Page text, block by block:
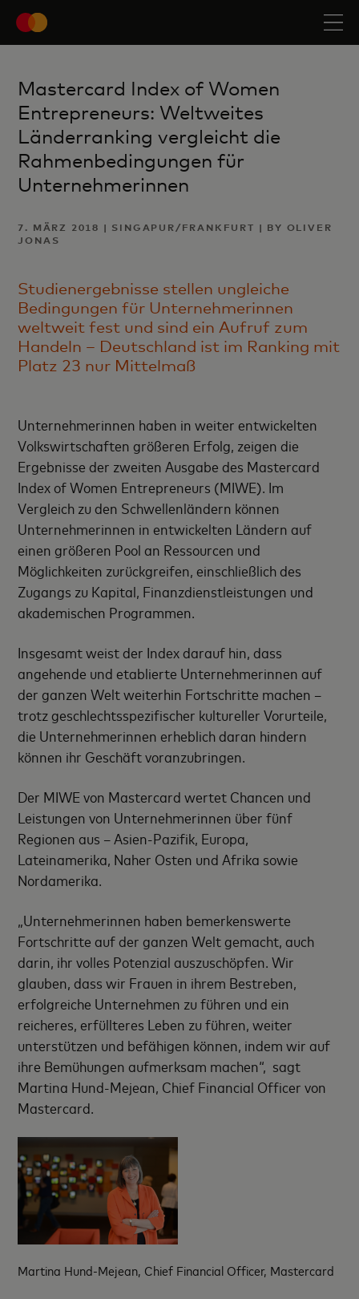
Mastercard Index of Women
Entrepreneurs: Weltweites
Länderranking vergleicht die
Rahmenbedingungen für
Unternehmerinnen
7. MÄRZ 2018 | SINGAPUR/FRANKFURT | BY OLIVER
JONAS
Studienergebnisse stellen ungleiche
Bedingungen für Unternehmerinnen
weltweit fest und sind ein Aufruf zum
Handeln – Deutschland ist im Ranking mit
Platz 23 nur Mittelmaß
Unternehmerinnen haben in weiter entwickelten
Volkswirtschaften größeren Erfolg, zeigen die
Ergebnisse der zweiten Ausgabe des Mastercard
Index of Women Entrepreneurs (MIWE). Im
Vergleich zu den Schwellenländern können
Unternehmerinnen in entwickelten Ländern auf
einen größeren Pool an Ressourcen und
Möglichkeiten zurückgreifen, einschließlich des
Zugangs zu Kapital, Finanzdienstleistungen und
akademischen Programmen.
Insgesamt weist der Index darauf hin, dass
angehende und etablierte Unternehmerinnen auf
der ganzen Welt weiterhin Fortschritte machen –
trotz geschlechtsspezifischer kultureller Vorurteile,
die Unternehmerinnen erheblich daran hindern
können ihr Geschäft voranzubringen.
Der MIWE von Mastercard wertet Chancen und
Leistungen von Unternehmerinnen über fünf
Regionen aus – Asien-Pazifik, Europa,
Lateinamerika, Naher Osten und Afrika sowie
Nordamerika.
„Unternehmerinnen haben bemerkenswerte
Fortschritte auf der ganzen Welt gemacht, auch
darin, ihr volles Potenzial auszuschöpfen. Wir
glauben, dass wir Frauen in ihrem Bestreben,
erfolgreiche Unternehmen zu führen und ein
reicheres, erfüllteres Leben zu führen, weiter
unterstützen und befähigen können, indem wir auf
ihre Bemühungen aufmerksam machen“, sagt
Martina Hund-Mejean, Chief Financial Officer von
Mastercard.
Martina Hund-Mejean, Chief Financial Officer, Mastercard